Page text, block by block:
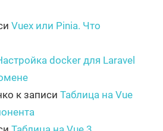
Vuex или Pinia. Что
docker для Laravel
к записи Таблица на Vue